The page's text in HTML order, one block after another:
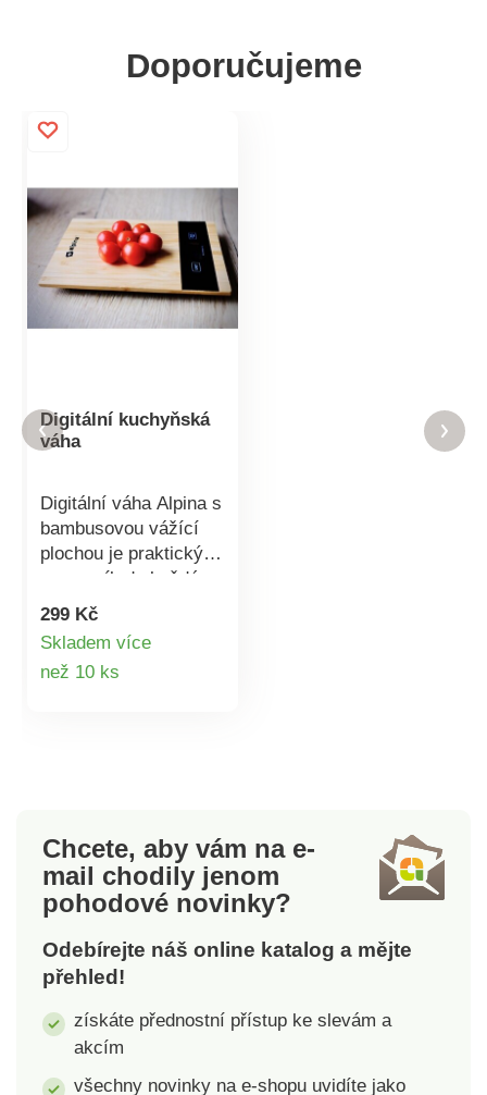
Doporučujeme
Digitální kuchyňská
váha
Digitální váha Alpina s
bambusovou vážící
plochou je praktický
pomocník do každé
kuchyně. Oceníte
povrch bez stop otisků
prstů. Váha disponuje
tedy pouze vážených
potravin bez hmotnosti
nádoby. Funkci TARE
dovažování potravin.
Možnost měření v
ml. Maximální zatížení
5 kg. Provoz na baterii
1x CR2032, je
299 Kč
Skladem více
než 10 ks
Chcete, aby vám na e-
mail chodily jenom
pohodové novinky?
Odebírejte náš online katalog a mějte
přehled!
získáte přednostní přístup ke slevám a
akcím
všechny novinky na e-shopu uvidíte jako